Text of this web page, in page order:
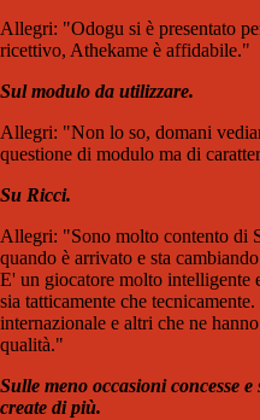
Allegri: "Odogu si è presentato
ricettivo, Athekame è affidabile."
Sul modulo da utilizzare.
Allegri: "Non lo so, domani
questione di modulo ma di
Su Ricci.
Allegri: "Sono molto contento di
quando è arrivato e sta
E' un giocatore molto intelligente
sia tatticamente che
internazionale e altri che ne
qualità."
Sulle meno occasioni concesse
create di più.